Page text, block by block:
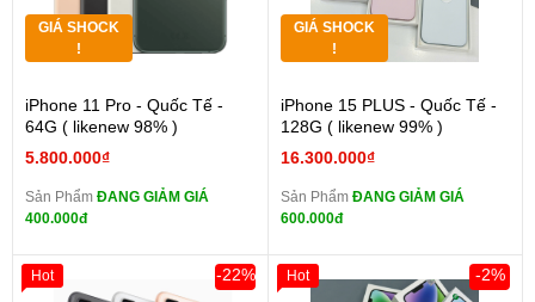
GIÁ SHOCK
!
iPhone 11 Pro - Quốc Tế -
64G ( likenew 98% )
5.800.000₫
Sản Phẩm ĐANG GIẢM GIÁ
400.000đ
GIÁ SHOCK
!
iPhone 15 PLUS - Quốc Tế -
128G ( likenew 99% )
16.300.000₫
Sản Phẩm ĐANG GIẢM GIÁ
600.000đ
-22%
Hot -2%
Hot